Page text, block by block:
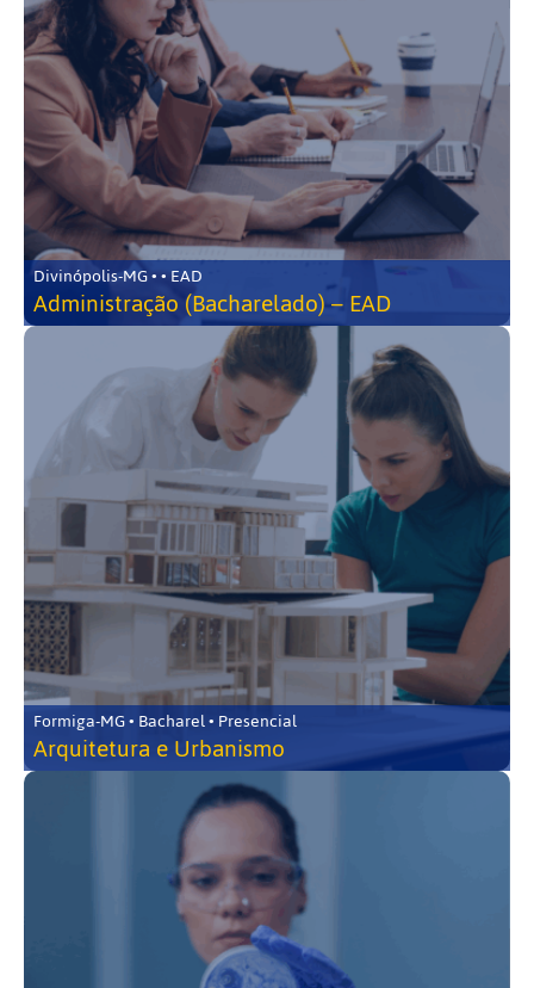
Divinópolis-MG • • EAD
Administração (Bacharelado) – EAD
Formiga-MG • Bacharel • Presencial
Arquitetura e Urbanismo